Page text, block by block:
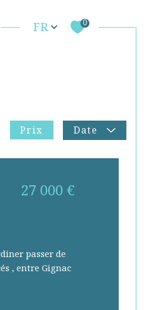
Langue
FR 0
Prix Date
27 000 €
passer de
, entre Gignac